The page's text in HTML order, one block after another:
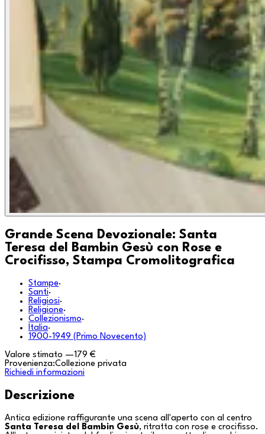
Grande Scena Devozionale: Santa
Teresa del Bambin Gesù con Rose e
Crocifisso, Stampa Cromolitografica
Stampe·
Santi·
Religiosi·
Religione·
Collezionismo·
Italia·
1900-1949 (Primo Novecento)
Valore stimato —179 €
Provenienza:Collezione privata
Richiedi informazioni
Descrizione
Antica edizione raffigurante una scena all'aperto con al centro
Santa Teresa del Bambin Gesù, ritratta con rose e crocifisso.